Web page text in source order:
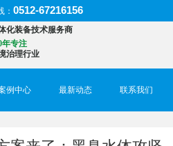
：0512-67216156
化装备技术服务商
年专注
治理行业
例中心 最新动态 联系我们